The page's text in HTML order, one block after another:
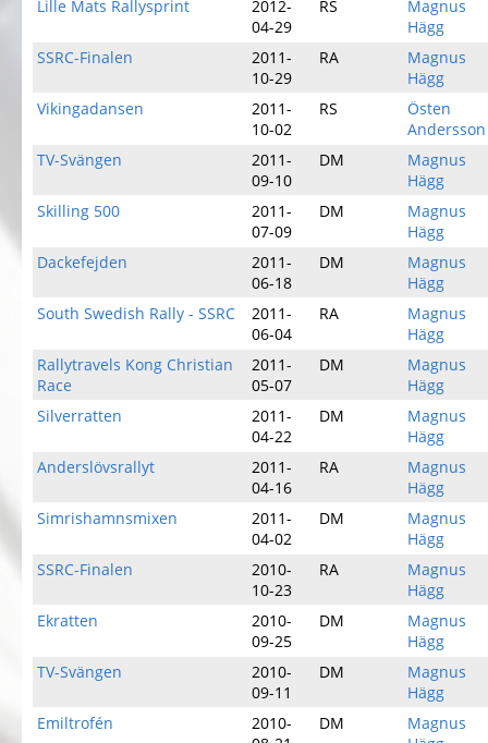
Lille Mats Rallysprint
2012-
04-29
RS
Magnus
Hägg
SSRC-Finalen
2011-
10-29
RA
Magnus
Hägg
Vikingadansen
2011-
10-02
RS
Östen
Andersson
TV-Svängen
2011-
09-10
DM
Magnus
Hägg
Skilling 500
2011-
07-09
DM
Magnus
Hägg
Dackefejden
2011-
06-18
DM
Magnus
Hägg
South Swedish Rally - SSRC
2011-
06-04
RA
Magnus
Hägg
Rallytravels Kong Christian
Race
2011-
05-07
DM
Magnus
Hägg
Silverratten
2011-
04-22
DM
Magnus
Hägg
Anderslövsrallyt
2011-
04-16
RA
Magnus
Hägg
Simrishamnsmixen
2011-
04-02
DM
Magnus
Hägg
SSRC-Finalen
2010-
10-23
RA
Magnus
Hägg
Ekratten
2010-
09-25
DM
Magnus
Hägg
TV-Svängen
2010-
09-11
DM
Magnus
Hägg
Emiltrofén
2010-
DM
Magnus